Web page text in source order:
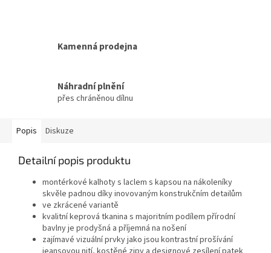
Kamenná prodejna
Náhradní plnění
přes chráněnou dílnu
Popis Diskuze
Detailní popis produktu
montérkové kalhoty s laclem s kapsou na nákoleníky
skvěle padnou díky inovovaným konstrukčním detailům
ve zkrácené variantě
kvalitní keprová tkanina s majoritním podílem přírodní
bavlny je prodyšná a příjemná na nošení
zajímavé vizuální prvky jako jsou kontrastní prošívání